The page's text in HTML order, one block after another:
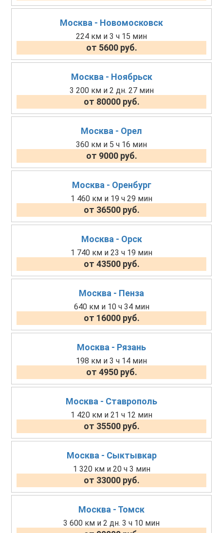
Москва - Новомосковск
224 км и 3 ч 15 мин
от 5600 руб.
Москва - Ноябрьск
3 200 км и 2 дн. 27 мин
от 80000 руб.
Москва - Орел
360 км и 5 ч 16 мин
от 9000 руб.
Москва - Оренбург
1 460 км и 19 ч 29 мин
от 36500 руб.
Москва - Орск
1 740 км и 23 ч 19 мин
от 43500 руб.
Москва - Пенза
640 км и 10 ч 34 мин
от 16000 руб.
Москва - Рязань
198 км и 3 ч 14 мин
от 4950 руб.
Москва - Ставрополь
1 420 км и 21 ч 12 мин
от 35500 руб.
Москва - Сыктывкар
1 320 км и 20 ч 3 мин
от 33000 руб.
Москва - Томск
3 600 км и 2 дн. 3 ч 10 мин